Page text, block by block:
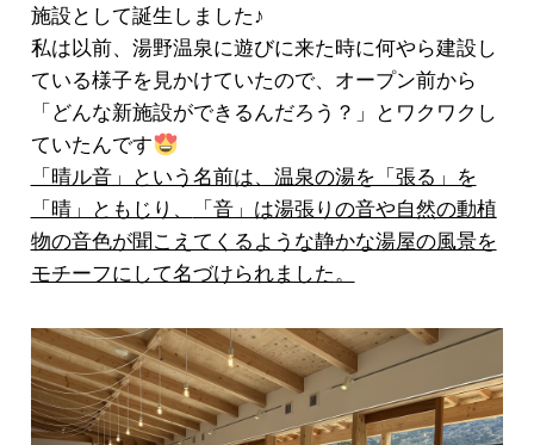
施設として誕生しました♪
私は以前、湯野温泉に遊びに来た時に何やら建設し
ている様子を見かけていたので、オープン前から
「どんな新施設ができるんだろう？」とワクワクし
ていたんです
「晴ル音」という名前は、温泉の湯を「張る」を
「晴」ともじり、
「音」は湯張りの音や自然の動植
物の音色が聞こえてくるような静かな湯屋の風景を
モチーフにして名づけられました。